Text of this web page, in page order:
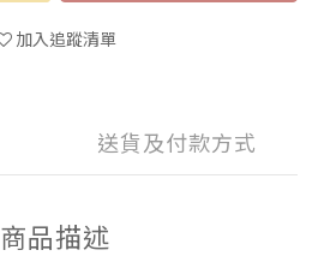
加入追蹤清單
送貨及付款方式
商品描述